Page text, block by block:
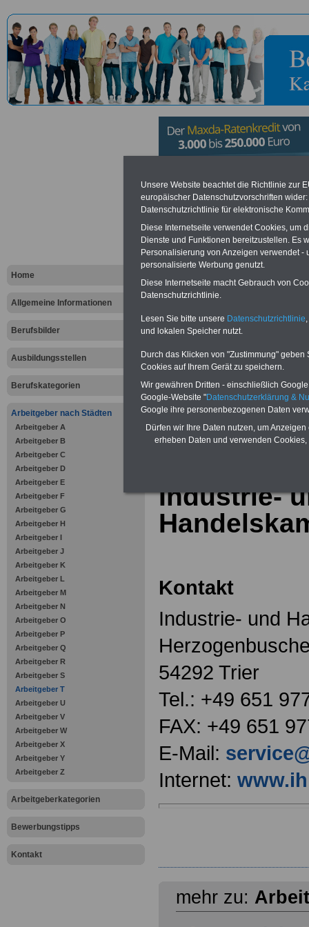
Home
Allgemeine Informationen
Berufsbilder
Ausbildungsstellen
Berufskategorien
Arbeitgeber nach Städten
Arbeitgeber A
Arbeitgeber B
Arbeitgeber C
Arbeitgeber D
Arbeitgeber E
Arbeitgeber F
Arbeitgeber G
Arbeitgeber H
Arbeitgeber I
Arbeitgeber J
Arbeitgeber K
Arbeitgeber L
Arbeitgeber M
Arbeitgeber N
Arbeitgeber O
Arbeitgeber P
Arbeitgeber Q
Arbeitgeber R
Arbeitgeber S
Arbeitgeber T
Arbeitgeber U
Arbeitgeber V
Arbeitgeber W
Arbeitgeber X
Arbeitgeber Y
Arbeitgeber Z
Arbeitgeberkategorien
Bewerbungstipps
Kontakt
Industrie-
Vorteile für den öffentlichen
Vergleichen und sparen
Bausparen schon ab 16 Jahren
Berufsunfähigkeitsabsicherung
Online-Vergleich Gesetzliche
Krankenkassen
Krankenversicherung
zurück zur
Industrie-
Kontakt
Industrie- und
54292 Trier
Tel.: +49 651
FAX: +49 651
E-Mail:
Internet:
mehr zu:
Unsere Website beachtet die Richtlinie zur
europäischer Datenschutzvorschriften
Datenschutzrichtlinie für elektronische
Diese Internetseite verwendet Cookies, um
Dienste und Funktionen bereitzustellen. Es
Personalisierung von Anzeigen verwendet
personalisierte Werbung genutzt.
Diese Internetseite macht Gebrauch von
Datenschutzrichtlinie.
Lesen Sie bitte unsere Datenschutzrichtlinie
und lokalen Speicher nutzt.
Durch das Klicken von "Zustimmung"
Cookies auf Ihrem Gerät zu speichern.
Wir gewähren Dritten - einschließlich
Google-Website "Datenschutzerklärung &
Google ihre personenbezogenen Daten
Dürfen wir Ihre Daten nutzen, um
erheben Daten und verwenden